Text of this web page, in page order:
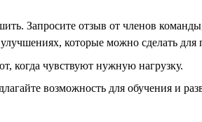
Запросите отзыв от членов
которые можно сделать
когда чувствуют нужную нагрузку.
возможность для обучения и